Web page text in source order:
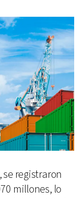
registraron
millones, lo